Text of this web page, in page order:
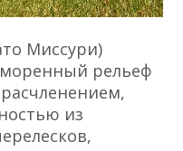
Миссури)
рельеф
из